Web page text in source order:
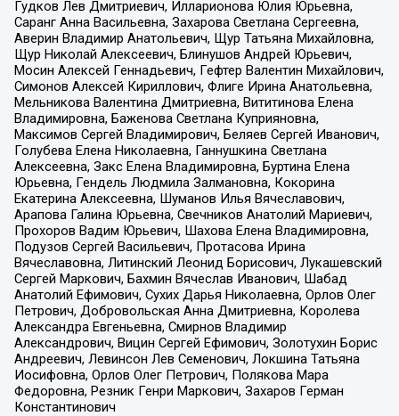
Гудков Лев Дмитриевич, Илларионова Юлия Юрьевна,
Саранг Анна Васильевна, Захарова Светлана Сергеевна,
Аверин Владимир Анатольевич, Щур Татьяна Михайловна,
Щур Николай Алексеевич, Блинушов Андрей Юрьевич,
Мосин Алексей Геннадьевич, Гефтер Валентин Михайлович,
Симонов Алексей Кириллович, Флиге Ирина Анатольевна,
Мельникова Валентина Дмитриевна, Вититинова Елена
Владимировна, Баженова Светлана Куприяновна,
Максимов Сергей Владимирович, Беляев Сергей Иванович,
Голубева Елена Николаевна, Ганнушкина Светлана
Алексеевна, Закс Елена Владимировна, Буртина Елена
Юрьевна, Гендель Людмила Залмановна, Кокорина
Екатерина Алексеевна, Шуманов Илья Вячеславович,
Арапова Галина Юрьевна, Свечников Анатолий Мариевич,
Прохоров Вадим Юрьевич, Шахова Елена Владимировна,
Подузов Сергей Васильевич, Протасова Ирина
Вячеславовна, Литинский Леонид Борисович, Лукашевский
Сергей Маркович, Бахмин Вячеслав Иванович, Шабад
Анатолий Ефимович, Сухих Дарья Николаевна, Орлов Олег
Петрович, Добровольская Анна Дмитриевна, Королева
Александра Евгеньевна, Смирнов Владимир
Александрович, Вицин Сергей Ефимович, Золотухин Борис
Андреевич, Левинсон Лев Семенович, Локшина Татьяна
Иосифовна, Орлов Олег Петрович, Полякова Мара
Федоровна, Резник Генри Маркович, Захаров Герман
Константинович